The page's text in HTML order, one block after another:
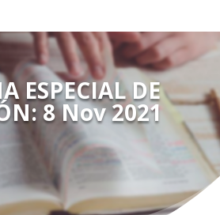
ESPECIAL DE
8 Nov 2021